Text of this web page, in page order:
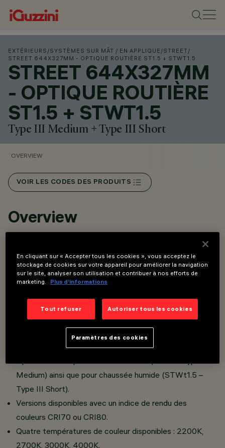
EXTÉRIEURS /SYSTÈMES SUR MÂT / EN APPLIQUE /STREET/
STREET 644X327MM - OPTIQUE ROUTIÈRE ST1.5 + STWT1.5
STREET 644X327MM
- OPTIQUE ROUTIÈRE
ST1.5 + STWT1.5
Type III Medium + Type III Short
OVERVIEW
VOIR LES CODES DES PRODUITS
Overview
lumineuses LED.
Compartiment optique en aluminium moulé sous pression
d’épaisseur.
Aucune dispersion de flux lumineux vers le haut.
Compartiment optique orientable.
Street est équipé d’une optique polymérique White
Medium) ainsi que pour chaussée humide (STWt1.5 –
Type III Short).
Versions disponibles avec un indice de rendu des
couleurs CRI70 ou CRI80.
Quatre températures de couleur disponibles : 2200K,
2700K, 3000K, 4000K.
En cliquant sur « Accepter tous les cookies », vous acceptez le
stockage de cookies sur votre appareil pour améliorer la navigation
sur le site, analyser son utilisation et contribuer à nos efforts de
marketing.
Plus d’informations
Tout refuser Autoriser tous les cookies
Paramètres des cookies